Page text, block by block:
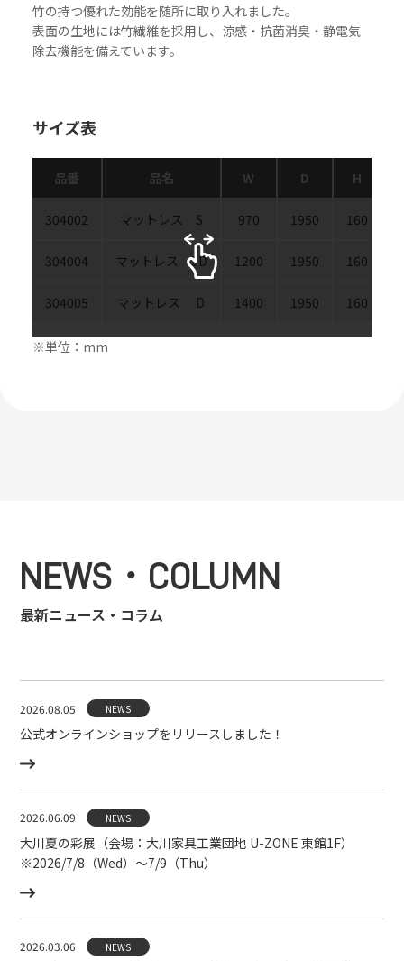
竹の持つ優れた効能を随所に取り入れました。
表面の生地には竹繊維を採用し、涼感・抗菌消臭・静電気
除去機能を備えています。
サイズ表
品番 品名 W D H
304002 マットレス S 970 1950 160
304004 マットレス SD 1200 1950 160
304005 マットレス D 1400 1950 160
※単位：mm
NEWS・COLUMN
最新ニュース・コラム
2026.08.05 NEWS
公式オンラインショップをリリースしました！
2026.06.09 NEWS
大川夏の彩展（会場：大川家具工業団地 U-ZONE 東館1F）
※2026/7/8（Wed）〜7/9（Thu）
2026.03.06 NEWS